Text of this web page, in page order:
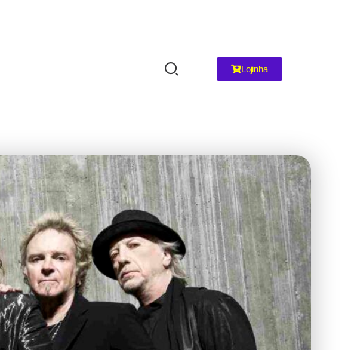
Lojinha